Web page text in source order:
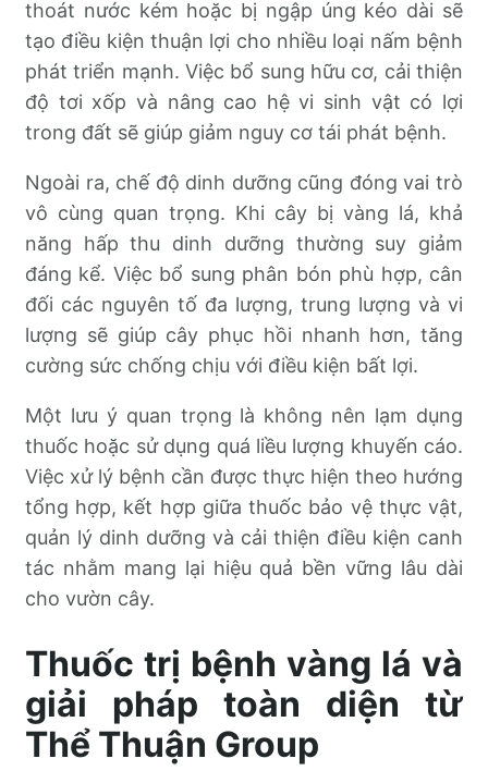
thoát nước kém hoặc bị ngập úng kéo dài sẽ
tạo điều kiện thuận lợi cho nhiều loại nấm bệnh
phát triển mạnh. Việc bổ sung hữu cơ, cải thiện
độ tơi xốp và nâng cao hệ vi sinh vật có lợi
trong đất sẽ giúp giảm nguy cơ tái phát bệnh.
Ngoài ra, chế độ dinh dưỡng cũng đóng vai trò
vô cùng quan trọng. Khi cây bị vàng lá, khả
năng hấp thu dinh dưỡng thường suy giảm
đáng kể. Việc bổ sung phân bón phù hợp, cân
đối các nguyên tố đa lượng, trung lượng và vi
lượng sẽ giúp cây phục hồi nhanh hơn, tăng
cường sức chống chịu với điều kiện bất lợi.
Một lưu ý quan trọng là không nên lạm dụng
thuốc hoặc sử dụng quá liều lượng khuyến cáo.
Việc xử lý bệnh cần được thực hiện theo hướng
tổng hợp, kết hợp giữa thuốc bảo vệ thực vật,
quản lý dinh dưỡng và cải thiện điều kiện canh
tác nhằm mang lại hiệu quả bền vững lâu dài
cho vườn cây.
Thuốc trị bệnh vàng lá và
giải pháp toàn diện từ
Thể Thuận Group